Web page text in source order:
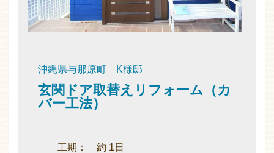
沖縄県与那原町 K様邸
玄関ドア取替えリフォーム（カ
バー工法）
工期： 約 1日